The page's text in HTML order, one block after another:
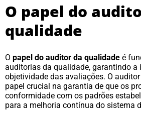
O papel do
qualidade
O papel do auditor da qualidade é
auditorias da qualidade, garantindo a
objetividade das avaliações. O
papel crucial na garantia de que os
conformidade com os padrões
para a melhoria contínua do sistema